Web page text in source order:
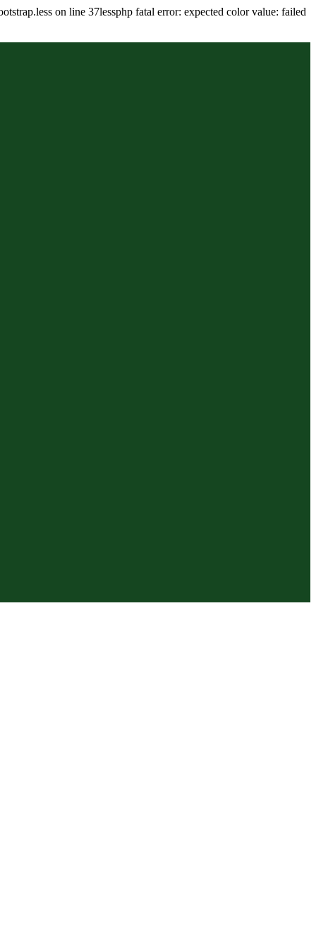
on line 37lessphp fatal error: expected color value: failed